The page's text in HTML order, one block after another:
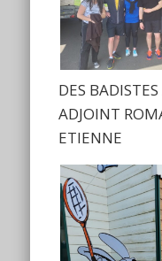
DES
ADJOINT
ETIENNE